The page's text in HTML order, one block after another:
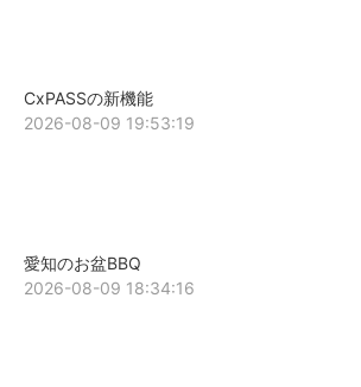
CxPASSの新機能
2026-08-09 19:53:19
愛知のお盆BBQ
2026-08-09 18:34:16